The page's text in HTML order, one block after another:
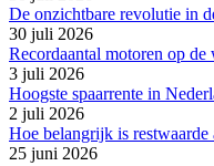
De onzichtbare revolutie in
30 juli 2026
Recordaantal motoren op
3 juli 2026
Hoogste spaarrente in
2 juli 2026
Hoe belangrijk is
25 juni 2026